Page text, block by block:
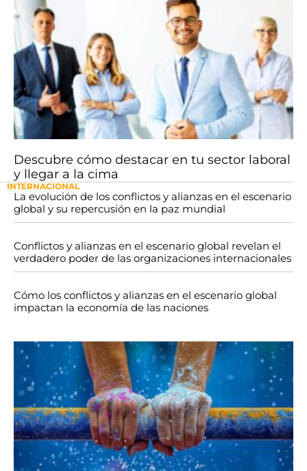
Descubre cómo destacar en tu sector laboral
y llegar a la cima
INTERNACIONAL
La evolución de los conflictos y alianzas en el escenario
global y su repercusión en la paz mundial
Conflictos y alianzas en el escenario global revelan el
verdadero poder de las organizaciones internacionales
Cómo los conflictos y alianzas en el escenario global
impactan la economía de las naciones